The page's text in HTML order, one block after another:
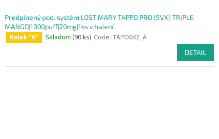
Predplnený pod. systém LOST MARY TAPPO PRO (SVK) TRIPLE
MANGO|1000puff|20mg|1ks v balení
Kolok "A" Skladom (90 ks) Code: TAPO042_A
DETAIL